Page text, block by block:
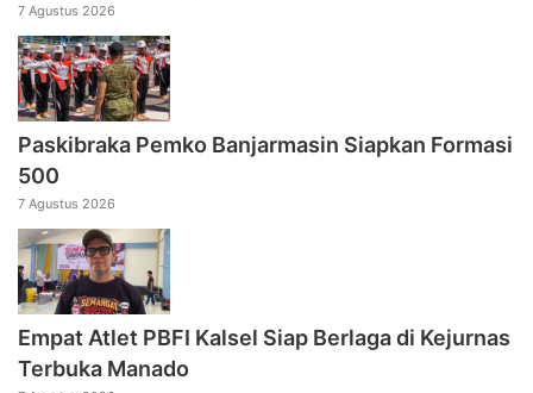
7 Agustus 2026
Paskibraka Pemko Banjarmasin Siapkan Formasi
500
7 Agustus 2026
Empat Atlet PBFI Kalsel Siap Berlaga di Kejurnas
Terbuka Manado